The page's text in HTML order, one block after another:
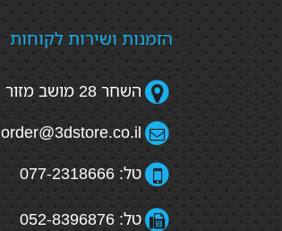
הזמנות ושירות לקוחות
השחר 28 מושב מזור
order@3dstore.co.il
טל: 077-2318666
טל: 052-8396876